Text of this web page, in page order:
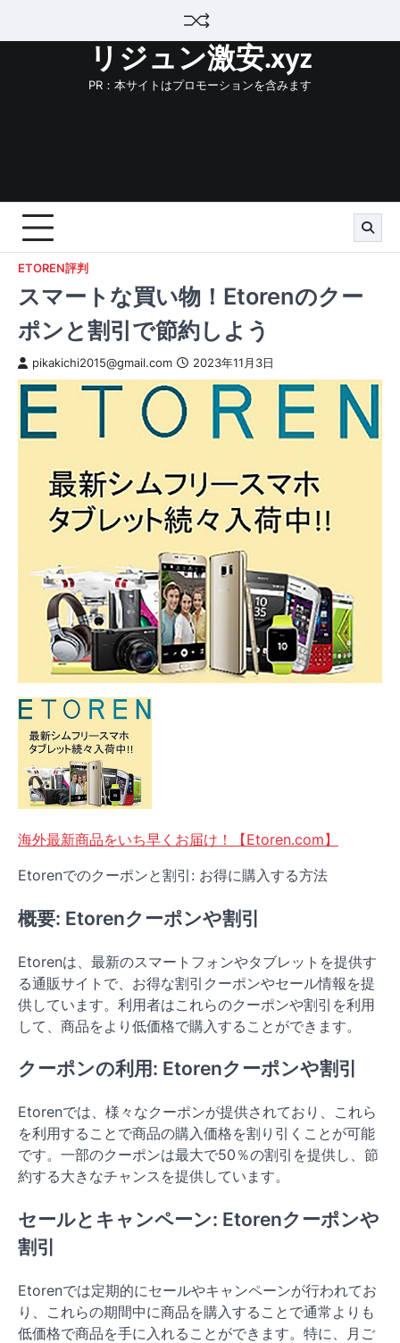
リジュン激安.xyz
PR：本サイトはプロモーションを含みます
ETOREN評判
スマートな買い物！Etorenのクー
ポンと割引で節約しよう
pikakichi2015@gmail.com 2023年11月3日
海外最新商品をいち早くお届け！【Etoren.com】
Etorenでのクーポンと割引: お得に購入する方法
概要: Etorenクーポンや割引
Etorenは、最新のスマートフォンやタブレットを提供す
る通販サイトで、お得な割引クーポンやセール情報を提
供しています​。利用者はこれらのクーポンや割引を利用
して、商品をより低価格で購入することができます。
クーポンの利用: Etorenクーポンや割引
Etorenでは、様々なクーポンが提供されており、これら
を利用することで商品の購入価格を割り引くことが可能
です。一部のクーポンは最大で50％の割引を提供し、節
約する大きなチャンスを提供しています​。
セールとキャンペーン: Etorenクーポンや
割引
Etorenでは定期的にセールやキャンペーンが行われてお
り、これらの期間中に商品を購入することで通常よりも
低価格で商品を手に入れることができます。特に、月ご